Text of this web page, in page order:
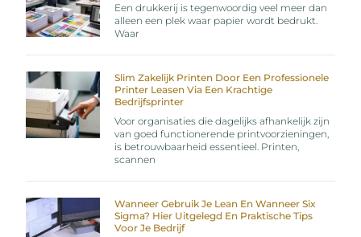
Een drukkerij is tegenwoordig veel meer dan
alleen een plek waar papier wordt bedrukt.
Waar
Slim Zakelijk Printen Door Een Professionele
Printer Leasen Via Een Krachtige
Bedrijfsprinter
Voor organisaties die dagelijks afhankelijk zijn
van goed functionerende printvoorzieningen,
is betrouwbaarheid essentieel. Printen,
scannen
Wanneer Gebruik Je Lean En Wanneer Six
Sigma? Hier Uitgelegd En Praktische Tips
Voor Je Bedrijf